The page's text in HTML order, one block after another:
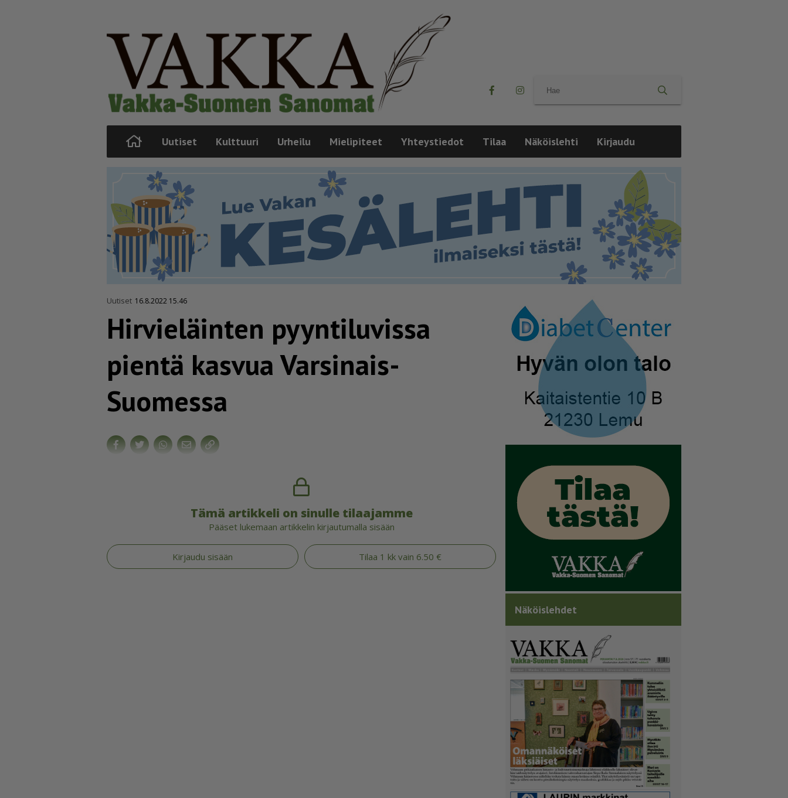
Uutiset Kulttuuri Urheilu Mielipiteet Yhteystiedot Tilaa Näköislehti Kirjaudu
Uutiset 16.8.2022 15.46
Hirvieläinten pyyntiluvissa
pientä kasvua Varsinais-
Suomessa
Tämä artikkeli on sinulle tilaajamme
Pääset lukemaan artikkelin kirjautumalla sisään
Kirjaudu sisään Tilaa 1 kk vain 6.50 €
Näköislehdet